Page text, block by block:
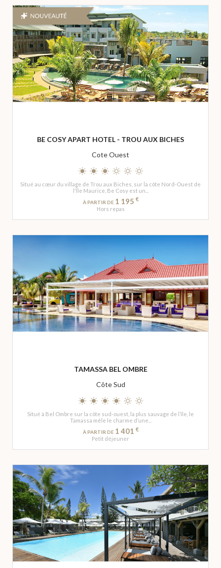
BE COSY APART HOTEL - TROU AUX BICHES
Cote Ouest
Situé au cœur du village de Trou aux Biches, sur la côte Nord-Ouest de
l'Île Maurice, Be Cosy est un...
À PARTIR DE 1 195 €
Hors repas
TAMASSA BEL OMBRE
Côte Sud
Situé à Bel Ombre sur la côte sud-ouest, la plus sauvage de l’île, le
Tamassa mêle le charme d’une...
À PARTIR DE 1 401 €
Petit déjeuner